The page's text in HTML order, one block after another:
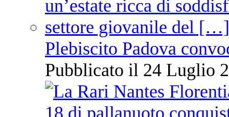
Plebiscito Padova
Pubblicato il 24 Luglio